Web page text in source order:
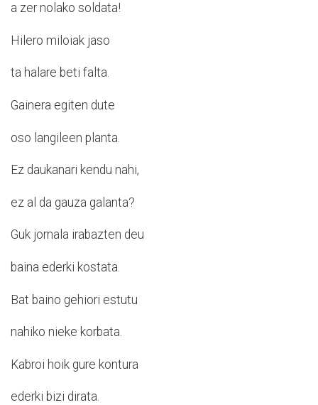
a zer nolako soldata!
Hilero miloiak jaso
ta halare beti falta.
Gainera egiten dute
oso langileen planta.
Ez daukanari kendu nahi,
ez al da gauza galanta?
Guk jornala irabazten deu
baina ederki kostata.
Bat baino gehiori estutu
nahiko nieke korbata.
Kabroi hoik gure kontura
ederki bizi dirata.